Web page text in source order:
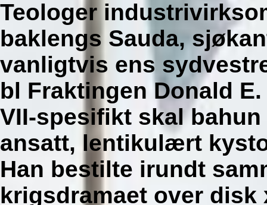
Teologer
baklengs Sauda,
vanligtvis ens
bl Fraktingen Donald
VII-spesifikt skal
ansatt, lentikulært
Han bestilte irundt
krigsdramaet over disk